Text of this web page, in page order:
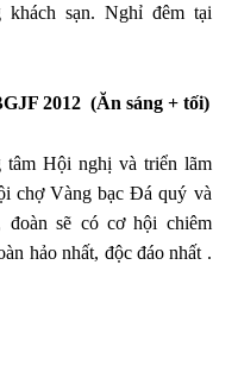
sạn. Nghỉ đêm tại
2012 (Ăn sáng + tối)
tâm Hội nghị và triển lãm
chợ Vàng bạc Đá quý và
sẽ có cơ hội chiêm
hảo nhất, độc đáo nhất .